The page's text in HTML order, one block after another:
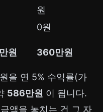
원
0원
원 360만원
을 연 5% 수익률(가
586만원 이 됩니다.
액을 놓치는 건 그 자